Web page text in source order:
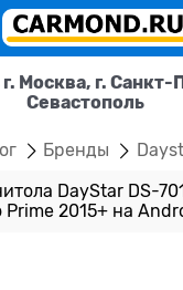
Москва, г. Санкт-
Севастополь
Бренды
DayStar DS-
Prime 2015+ на